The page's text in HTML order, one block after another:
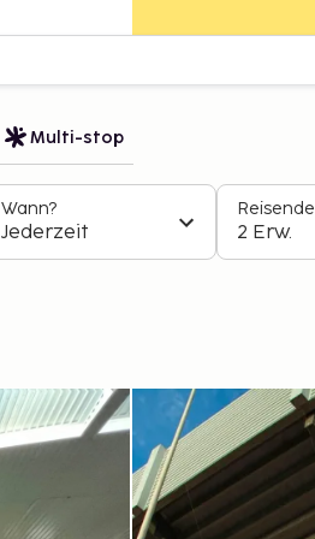
Multi-stop
Wann?
Jederzeit
Reisende
2 Erw.